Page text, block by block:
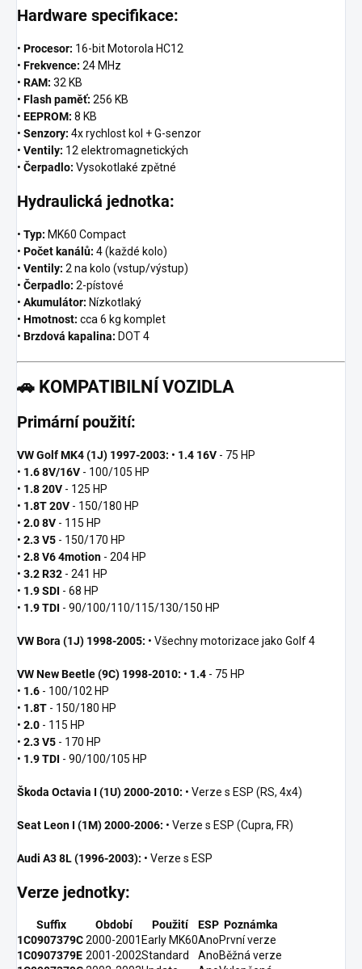
Hardware specifikace:
• Procesor: 16-bit Motorola HC12
• Frekvence: 24 MHz
• RAM: 32 KB
• Flash paměť: 256 KB
• EEPROM: 8 KB
• Senzory: 4x rychlost kol + G-senzor
• Ventily: 12 elektromagnetických
• Čerpadlo: Vysokotlaké zpětné
Hydraulická jednotka:
• Typ: MK60 Compact
• Počet kanálů: 4 (každé kolo)
• Ventily: 2 na kolo (vstup/výstup)
• Čerpadlo: 2-pístové
• Akumulátor: Nízkotlaký
• Hmotnost: cca 6 kg komplet
• Brzdová kapalina: DOT 4
🚗 KOMPATIBILNÍ VOZIDLA
Primární použití:
VW Golf MK4 (1J) 1997-2003: • 1.4 16V - 75 HP
• 1.6 8V/16V - 100/105 HP
• 1.8 20V - 125 HP
• 1.8T 20V - 150/180 HP
• 2.0 8V - 115 HP
• 2.3 V5 - 150/170 HP
• 2.8 V6 4motion - 204 HP
• 3.2 R32 - 241 HP
• 1.9 SDI - 68 HP
• 1.9 TDI - 90/100/110/115/130/150 HP
VW Bora (1J) 1998-2005: • Všechny motorizace jako Golf 4
VW New Beetle (9C) 1998-2010: • 1.4 - 75 HP
• 1.6 - 100/102 HP
• 1.8T - 150/180 HP
• 2.0 - 115 HP
• 2.3 V5 - 170 HP
• 1.9 TDI - 90/100/105 HP
Škoda Octavia I (1U) 2000-2010: • Verze s ESP (RS, 4x4)
Seat Leon I (1M) 2000-2006: • Verze s ESP (Cupra, FR)
Audi A3 8L (1996-2003): • Verze s ESP
Verze jednotky:
Suffix Období Použití ESP Poznámka
1C0907379C2000-2001 Early MK60AnoPrvní verze
1C0907379E 2001-2002Standard AnoBěžná verze